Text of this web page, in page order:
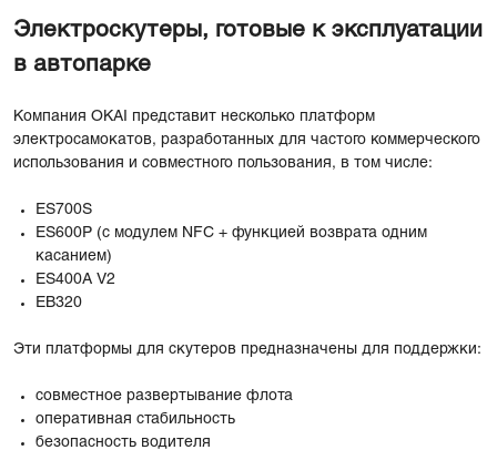
Электроскутеры, готовые к эксплуатации
в автопарке
Компания OKAI представит несколько платформ
электросамокатов, разработанных для частого коммерческого
использования и совместного пользования, в том числе:
ES700S
ES600P (с модулем NFC + функцией возврата одним
касанием)
ES400A V2
EB320
Эти платформы для скутеров предназначены для поддержки:
совместное развертывание флота
оперативная стабильность
безопасность водителя